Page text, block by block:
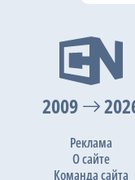
2009
Реклама
О сайте
Команда сайта